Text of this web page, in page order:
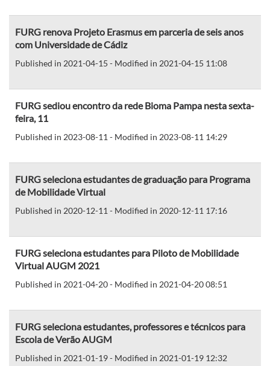
FURG renova Projeto Erasmus em parceria de seis anos
com Universidade de Cádiz
Published in 2021-04-15 - Modified in 2021-04-15 11:08
FURG sediou encontro da rede Bioma Pampa nesta sexta-
feira, 11
Published in 2023-08-11 - Modified in 2023-08-11 14:29
FURG seleciona estudantes de graduação para Programa
de Mobilidade Virtual
Published in 2020-12-11 - Modified in 2020-12-11 17:16
FURG seleciona estudantes para Piloto de Mobilidade
Virtual AUGM 2021
Published in 2021-04-20 - Modified in 2021-04-20 08:51
FURG seleciona estudantes, professores e técnicos para
Escola de Verão AUGM
Published in 2021-01-19 - Modified in 2021-01-19 12:32